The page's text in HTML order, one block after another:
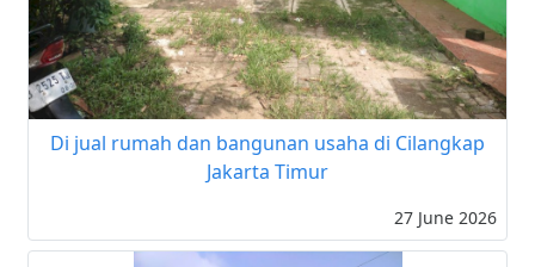
Di jual rumah dan bangunan usaha di Cilangkap
Jakarta Timur
27 June 2026